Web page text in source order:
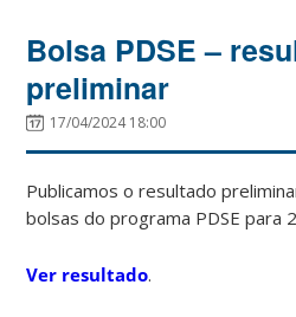
Bolsa PDSE –
preliminar
17/04/2024 18:00
Publicamos o resultado
bolsas do programa PDSE para
Ver resultado.